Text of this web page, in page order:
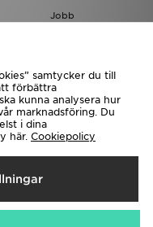
Jobb
samtycker du till
förbättra
kunna analysera hur
marknadsföring. Du
i dina
här. Cookiepolicy